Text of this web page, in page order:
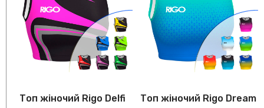
Топ жіночий Rigo Delfi Топ жіночий Rigo Dream